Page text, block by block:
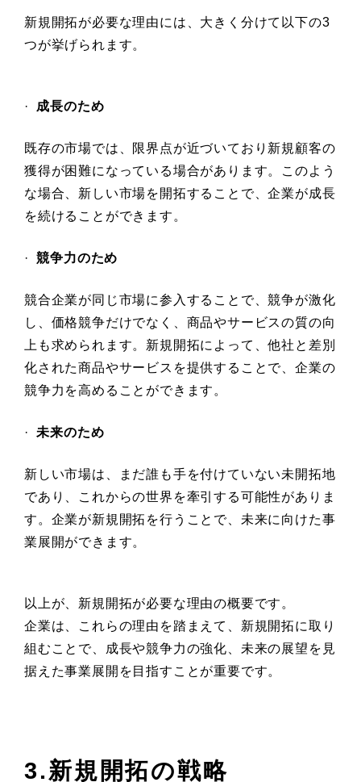
新規開拓が必要な理由には、大きく分けて以下の3
つが挙げられます。
· 成長のため
既存の市場では、限界点が近づいており新規顧客の
獲得が困難になっている場合があります。このよう
な場合、新しい市場を開拓することで、企業が成長
を続けることができます。
·競争力のため
競合企業が同じ市場に参入することで、競争が激化
し、価格競争だけでなく、商品やサービスの質の向
上も求められます。新規開拓によって、他社と差別
化された商品やサービスを提供することで、企業の
競争力を高めることができます。
·未来のため
新しい市場は、まだ誰も手を付けていない未開拓地
であり、これからの世界を牽引する可能性がありま
す。企業が新規開拓を行うことで、未来に向けた事
業展開ができます。
以上が、新規開拓が必要な理由の概要です。
企業は、これらの理由を踏まえて、新規開拓に取り
組むことで、成長や競争力の強化、未来の展望を見
据えた事業展開を目指すことが重要です。
3.新規開拓の戦略